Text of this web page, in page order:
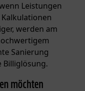
Leistungen
werden am
Sanierung
Billiglösung.
möchten